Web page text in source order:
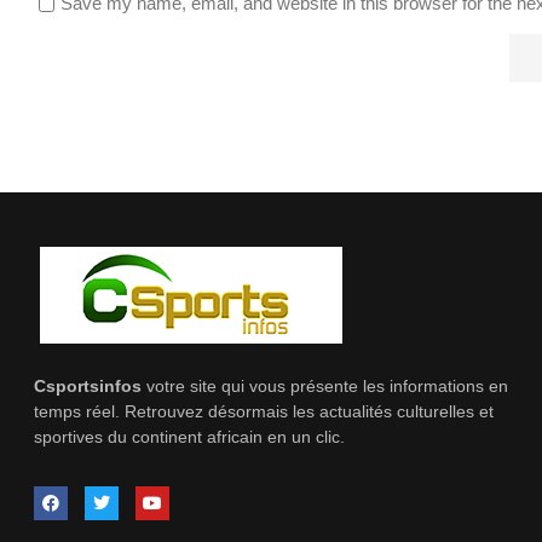
Csportsinfos votre site qui vous présente les informations en
temps réel. Retrouvez désormais les actualités culturelles et
sportives du continent africain en un clic.